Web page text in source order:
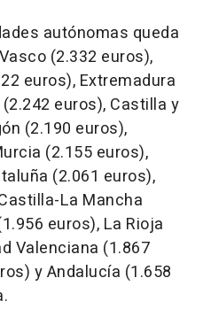
autónomas queda
(2.332 euros),
euros), Extremadura
euros), Castilla y
(2.190 euros),
(2.155 euros),
(2.061 euros),
La Mancha
euros), La Rioja
Valenciana (1.867
y Andalucía (1.658